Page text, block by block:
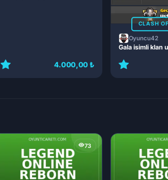
4.000,00 ₺
CLASH
Oyuncu42
Gala isimli klan
73